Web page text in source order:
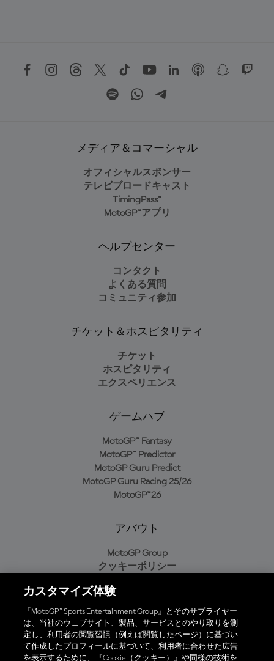
メディア＆コマーシャル
オフィシャルスポンサー
テレビブロードキャスト
TimingPass™
MotoGP™アプリ
ヘルプセンター
コンタクト
よくある質問
コミュニティ参加
チケット＆ホスピタリティ
チケット
ホスピタリティ
エクスペリエンス
ゲームハブ
MotoGP™ Fantasy
MotoGP™ Predictor
MotoGP Guru Predict
MotoGP Guru Racing 25/26
MotoGP™26
アバウト
MotoGP Group
クッキーポリシー
プライバシーポリシー
購入ポリシー
オフィシャルアプリ
カスタマイズ体験
『MotoGP™ Sports Entertainment Group』とそのサプライヤー
は、当社のウェブサイト、製品、サービスとのやり取りを測
定し、利用者の閲覧習慣（例えば閲覧したページ）に基づい
て作成したプロフィールに基づいて、利用者に合わせた広告
を表示するために、『Cookie（クッキー）』や同様の技術を